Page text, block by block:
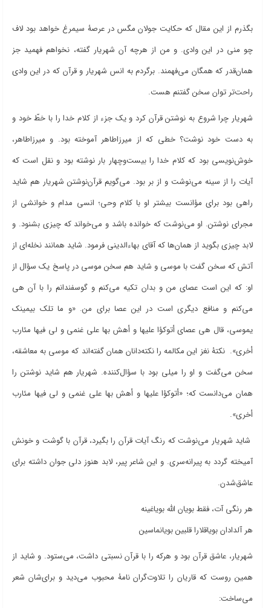
بگذرم از این مقال که حکایت جولان مگس در عرصۀ سیمرغ خواهد بود لاف
چو منی در این وادی. و من از هرچه آن شهریار گفته، نخواهم فهمید جز
همان‌قدر که همگان می‌فهمند. برگردم به انس شهریار و قرآن که در این وادی
راحت‌تر توان سخن گفتنم هست.
شهریار چرا شروع به نوشتن قرآن کرد و یک جزء از کلام خدا را با خطّ خود و
به دست خود نوشت؟ خطی که از میرزاطاهر آموخته بود. و میرزاطاهر،
خوش‌نویسی بود که کلام خدا را بیست‌وچهار بار نوشته بود و نقل است که
آیات را از سینه می‌نوشت و از بر بود. می‌گویم قرآن‌نوشتن شهریار هم شاید
راهی بود برای مؤانست بیشتر او با کلام وحی؛ انسی مدام و خوانشی از
مجرای نوشتن. او می‌نوشت که خوانده باشد و می‌خواند که چیزی بشنود. و
لابد چیزی بگوید از همان‌ها که آقای بهاءالدینی فرمود. شاید همانند نخله‌ای از
آتش که سخن گفت با موسی و شاید هم سخن موسی در پاسخ یک سؤال از
او: که این است عصای من و بدان تکیه می‌کنم و گوسفندانم را با آن هی
می‌کنم و منافع دیگری است در این عصا برای من. «و ما تلک بیمینک
یموسی، قال هی عصای أتوکؤا علیها و أهش بها علی غنمی و لی فیها مئارب
أخری». نکتۀ نغز این مکالمه را نکته‌دانان همان گفته‌اند که موسی به معاشقه،
سخن می‌گفت و او را میلی بود با سؤال‌کننده. شهریار هم شاید نوشتن را
همان می‌دانست که؛ «أتوکؤا علیها و أهش بها علی غنمی و لی فیها مئارب
أخری».
شاید شهریار می‌نوشت که رنگ آیات قرآن را بگیرد، قرآن با گوشت و خونش
آمیخته گردد به پیرانه‌سری. و این شاعر پیر، لابد هنوز دلی جوان داشته برای
عاشق‌شدن.
هر رنگی آت، فقط بویان الله بویاغینه
هر آلدادان بویاقلارا قلبین بویانماسین
شهریار، عاشق قرآن بود و هرکه را با قرآن نسبتی داشت، می‌ستود. و شاید از
همین روست که قاریان را تلاوت‌گران نامۀ محبوب می‌دید و برای‌شان شعر
می‌ساخت: